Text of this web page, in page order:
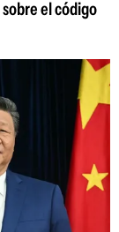
el código